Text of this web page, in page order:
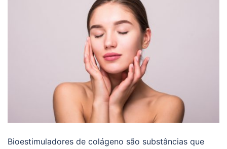
Bioestimuladores de colágeno são substâncias que